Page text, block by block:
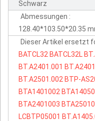
Schwarz
Abmessungen :
128.40*103.50*20.35
Dieser Artikel ersetzt
BATCL32 BATCL32L
BT.A2401.001
BT.A2501.002 BTP-
BTA1401002
BTA2401003
LCBTP05001